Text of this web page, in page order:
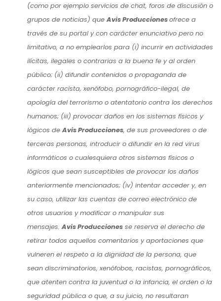
(como por ejemplo servicios de chat, foros de discusión o
grupos de noticias) queAvis Produccionesofrece a
través de su portal y con carácter enunciativo pero no
limitativo, a no emplearlos para (i) incurrir en actividades
ilícitas, ilegales o contrarias a la buena fe y al orden
público; (ii) difundir contenidos o propaganda de
carácter racista, xenófobo, pornográfico-ilegal, de
apología del terrorismo o atentatorio contra los derechos
humanos; (iii) provocar daños en los sistemas físicos y
lógicos deAvis Producciones, de sus proveedores o de
terceras personas, introducir o difundir en la red virus
informáticos o cualesquiera otros sistemas físicos o
lógicos que sean susceptibles de provocar los daños
anteriormente mencionados; (iv) intentar acceder y, en
su caso, utilizar las cuentas de correo electrónico de
otros usuarios y modificar o manipular sus
mensajes.Avis Producciones se reserva el derecho de
retirar todos aquellos comentarios y aportaciones que
vulneren el respeto a la dignidad de la persona, que
sean discriminatorios, xenófobos, racistas, pornográficos,
que atenten contra la juventud o la infancia, el orden o la
seguridad pública o que, a su juicio, no resultaran